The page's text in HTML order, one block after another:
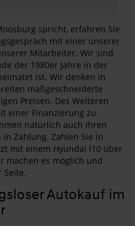
spricht, erfahren Sie
mit einer unserer
Mitarbeiter. Wir sind
der 1980er Jahre in der
ist. Wir denken in
maßgeschneiderte
Preisen. Des Weiteren
einer Finanzierung zu
natürlich auch Ihren
Zahlung. Zahlen Sie in
mit einem Hyundai i10 über
machen es möglich und
Seite.
Autokauf im